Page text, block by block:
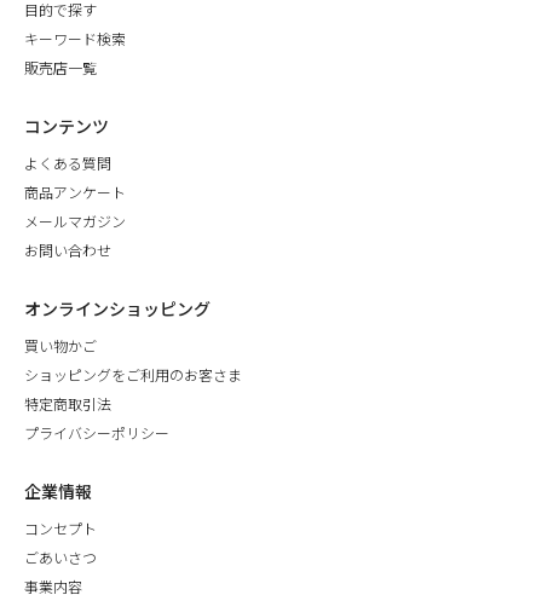
目的で探す
キーワード検索
販売店一覧
コンテンツ
よくある質問
商品アンケート
メールマガジン
お問い合わせ
オンラインショッピング
買い物かご
ショッピングをご利用のお客さま
特定商取引法
プライバシーポリシー
企業情報
コンセプト
ごあいさつ
事業内容